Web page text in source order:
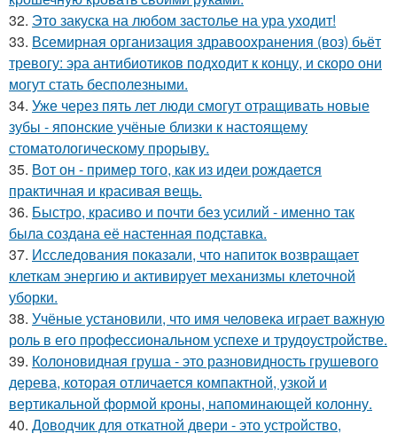
32. Это закуска на любом застолье на ура уходит!
33. Всемирная организация здравоохранения (воз) бьёт
тревогу: эра антибиотиков подходит к концу, и скоро они
могут стать бесполезными.
34. Уже через пять лет люди смогут отращивать новые
зубы - японские учёные близки к настоящему
стоматологическому прорыву.
35. Вот он - пример того, как из идеи рождается
практичная и красивая вещь.
36. Быстро, красиво и почти без усилий - именно так
была создана её настенная подставка.
37. Исследования показали, что напиток возвращает
клеткам энергию и активирует механизмы клеточной
уборки.
38. Учёные установили, что имя человека играет важную
роль в его профессиональном успехе и трудоустройстве.
39. Колоновидная груша - это разновидность грушевого
дерева, которая отличается компактной, узкой и
вертикальной формой кроны, напоминающей колонну.
40. Доводчик для откатной двери - это устройство,